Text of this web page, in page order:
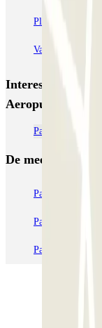
Plaza del Milenio
Valladolid
Interessante
Aeropuerto de
Parkeergarages
De meest geboekte
Parkeren in Parijs
Parkeren in
Parkeren in